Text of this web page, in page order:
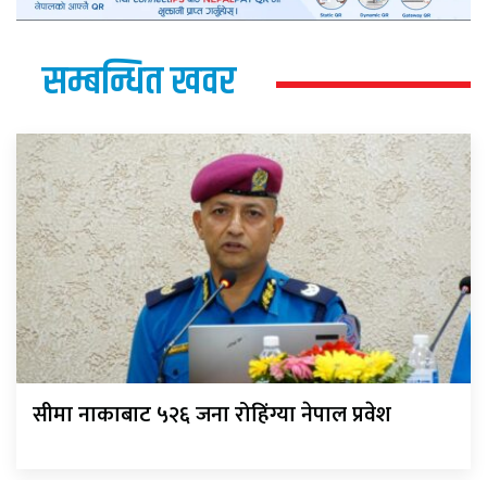
सम्बन्धित खवर
सीमा नाकाबाट ५२६ जना रोहिंग्या नेपाल प्रवेश